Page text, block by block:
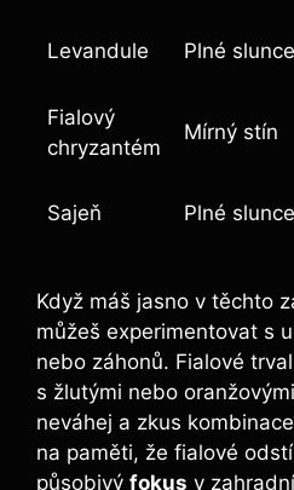
Levandule Plné slunce
Fialový⁢
chryzantém
Mírný​ stín
Sajeň Plné slunce
Když máš jasno v ⁣těchto⁤
můžeš experimentovat s
nebo ⁣záhonů. Fialové
s žlutými nebo
neváhej‍ a zkus‍
na paměti, že fialové
působivý fokus v